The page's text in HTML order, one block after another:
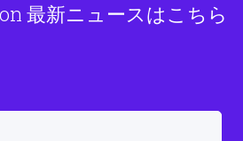
最新ニュースはこちら